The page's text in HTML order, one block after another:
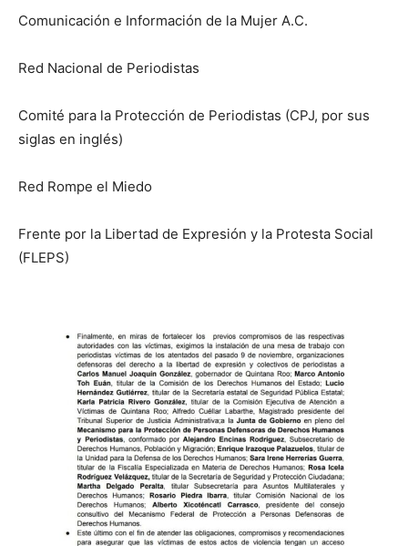
Comunicación e Información de la Mujer A.C.
Red Nacional de Periodistas
Comité para la Protección de Periodistas (CPJ, por sus
siglas en inglés)
Red Rompe el Miedo
Frente por la Libertad de Expresión y la Protesta Social
(FLEPS)